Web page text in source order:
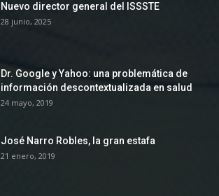
Nuevo director general del ISSSTE
28 junio, 2025
Dr. Google y Yahoo: una problemática de
información descontextualizada en salud
24 mayo, 2019
José Narro Robles, la gran estafa
21 enero, 2019